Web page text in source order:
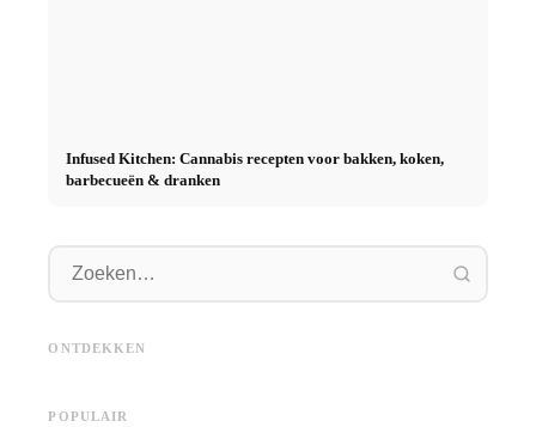
Infused Kitchen: Cannabis recepten voor bakken, koken,
barbecueën & dranken
ONTDEKKEN
online marketing
POPULAIR